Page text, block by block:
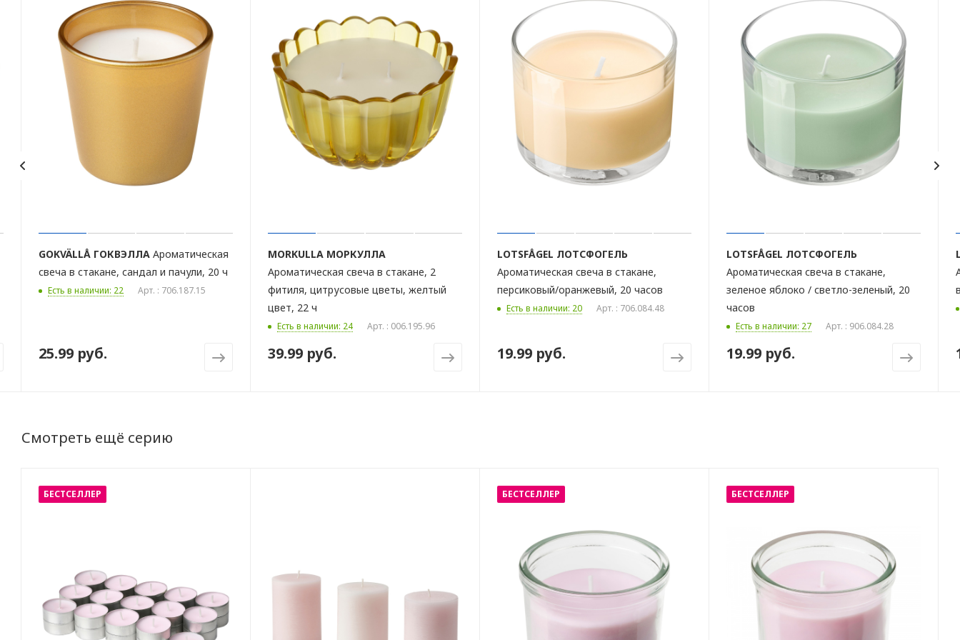
GOKVÄLLÅ ГОКВЭЛЛА Ароматическая
свеча в стакане, сандал и пачули, 20 ч
Есть в наличии: 22 Арт. : 706.187.15
25.99 руб.
MORKULLA МОРКУЛЛА
Ароматическая свеча в стакане, 2
фитиля, цитрусовые цветы, желтый
цвет, 22 ч
Есть в наличии: 24 Арт. : 006.195.96
39.99 руб.
LOTSFÅGEL ЛОТСФОГЕЛЬ
Ароматическая свеча в стакане,
персиковый/оранжевый, 20 часов
Есть в наличии: 20 Арт. : 706.084.48
19.99 руб.
LOTSFÅGEL ЛОТСФОГЕЛЬ
Ароматическая свеча в стакане,
зеленое яблоко / светло-зеленый, 20
часов
Есть в наличии: 27 Арт. : 906.084.28
19.99 руб.
Смотреть ещё серию
БЕСТСЕЛЛЕР БЕСТСЕЛЛЕР БЕСТСЕЛЛЕР